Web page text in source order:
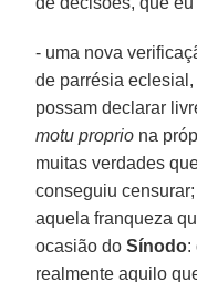
- uma nova
de parrésia
possam declarar
motu proprio na
muitas verdades
conseguiu
aquela franqueza
ocasião doSínodo:
realmente aquilo